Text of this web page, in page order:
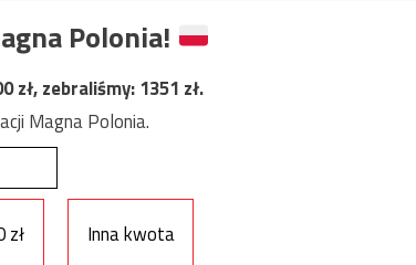
Polonia!
zł, zebraliśmy:1351 zł.
Magna Polonia.
zł
Inna kwota